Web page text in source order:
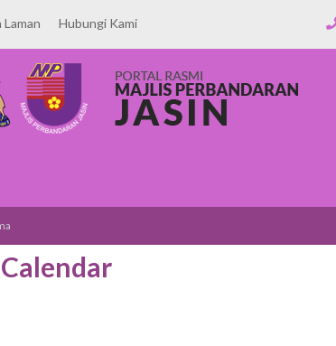
Laman Hubungi Kami